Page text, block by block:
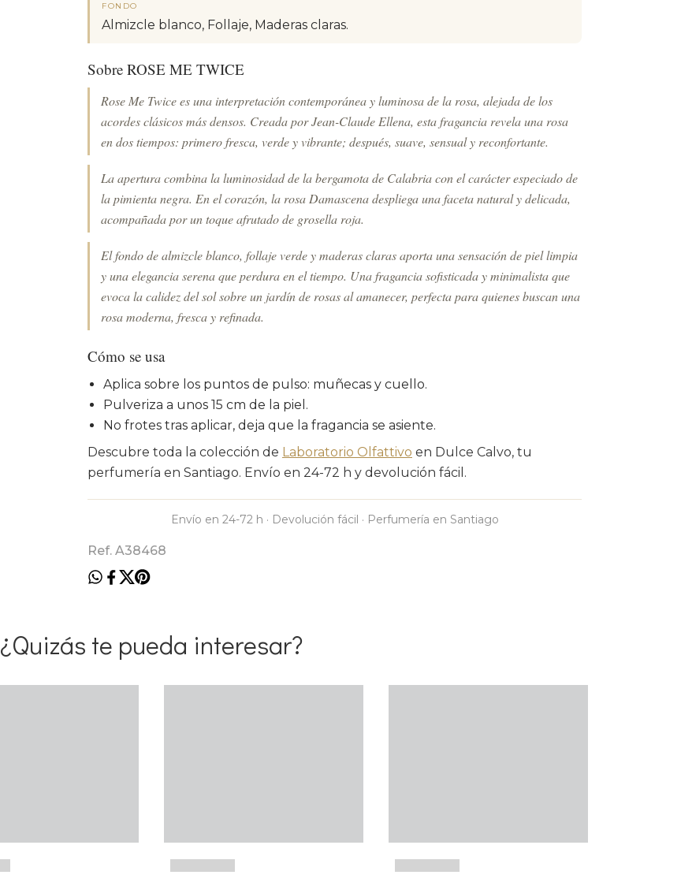
FONDO
Almizcle blanco, Follaje, Maderas claras.
Sobre ROSE ME TWICE
Rose Me Twice es una interpretación contemporánea y luminosa de la rosa, alejada de los
acordes clásicos más densos. Creada por Jean-Claude Ellena, esta fragancia revela una rosa
en dos tiempos: primero fresca, verde y vibrante; después, suave, sensual y reconfortante.
La apertura combina la luminosidad de la bergamota de Calabria con el carácter especiado de
la pimienta negra. En el corazón, la rosa Damascena despliega una faceta natural y delicada,
acompañada por un toque afrutado de grosella roja.
El fondo de almizcle blanco, follaje verde y maderas claras aporta una sensación de piel limpia
y una elegancia serena que perdura en el tiempo. Una fragancia sofisticada y minimalista que
evoca la calidez del sol sobre un jardín de rosas al amanecer, perfecta para quienes buscan una
rosa moderna, fresca y refinada.
Cómo se usa
Aplica sobre los puntos de pulso: muñecas y cuello.
Pulveriza a unos 15 cm de la piel.
No frotes tras aplicar, deja que la fragancia se asiente.
Descubre toda la colección de Laboratorio Olfattivo en Dulce Calvo, tu
perfumería en Santiago. Envío en 24-72 h y devolución fácil.
Envío en 24-72 h · Devolución fácil · Perfumería en Santiago
Ref. A38468
¿Quizás te pueda interesar?